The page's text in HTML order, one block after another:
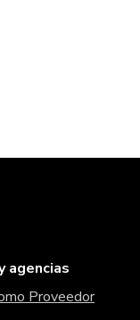
agencias
Proveedor